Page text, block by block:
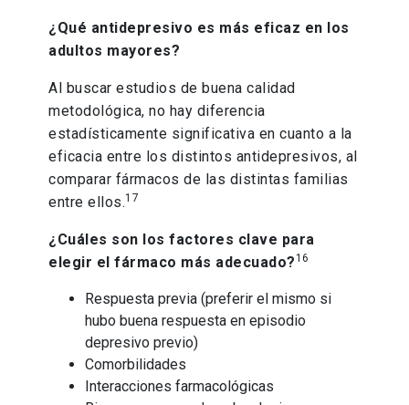
¿Qué antidepresivo es más eficaz en los
adultos mayores?
Al buscar estudios de buena calidad
metodológica, no hay diferencia
estadísticamente significativa en cuanto a la
eficacia entre los distintos antidepresivos, al
comparar fármacos de las distintas familias
entre ellos.17
¿Cuáles son los factores clave para
elegir el fármaco más adecuado? 16
Respuesta previa (preferir el mismo si
hubo buena respuesta en episodio
depresivo previo)
Comorbilidades
Interacciones farmacológicas